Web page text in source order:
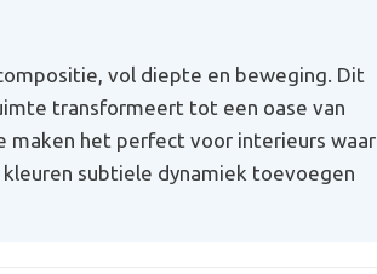
vol diepte en beweging. Dit
transformeert tot een oase van
maken het perfect voor interieurs waar
subtiele dynamiek toevoegen